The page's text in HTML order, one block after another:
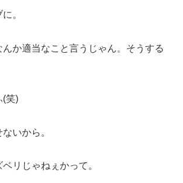
。
んか適当なこと言うじゃん。そうする
(笑)
ないから。
ベリじゃねぇかって。